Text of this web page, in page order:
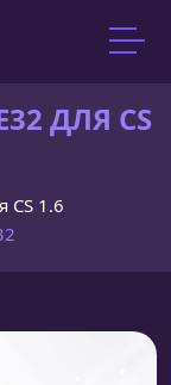
ДЛЯ CS
CS 1.6